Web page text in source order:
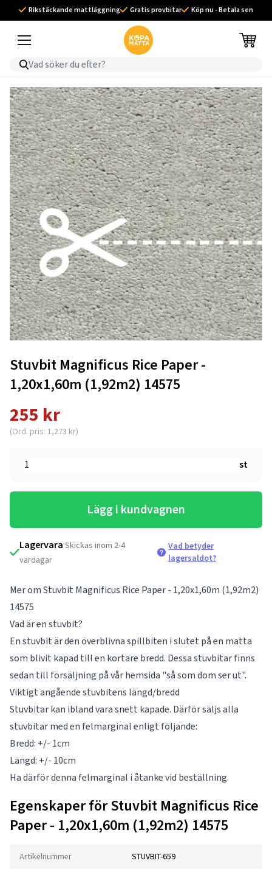
Rikstäckande mattläggning Gratis provbitar Köp nu - Betala sen
Stuvbit Magnificus Rice Paper -
1,20x1,60m (1,92m2) 14575
255 kr
(Ord. pris: 1,273 kr)
st
Lägg i kundvagnen
Lagervara Skickas inom 2-4
vardagar
Vad betyder
lagersaldot?
Mer om Stuvbit Magnificus Rice Paper - 1,20x1,60m (1,92m2)
14575
Vad är en stuvbit?
En stuvbit är den överblivna spillbiten i slutet på en matta
som blivit kapad till en kortare bredd. Dessa stuvbitar finns
sedan till försäljning på vår hemsida "så som dom ser ut".
Viktigt angående stuvbitens längd/bredd
Stuvbitar kan ibland vara snett kapade. Därför säljs alla
stuvbitar med en felmarginal enligt följande:
Bredd: +/- 1cm
Längd: +/- 10cm
Ha därför denna felmarginal i åtanke vid beställning.
Egenskaper för Stuvbit Magnificus Rice
Paper - 1,20x1,60m (1,92m2) 14575
Artikelnummer STUVBIT-659